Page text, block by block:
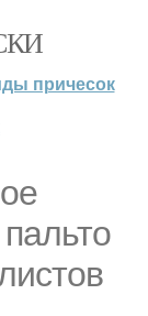
причесок